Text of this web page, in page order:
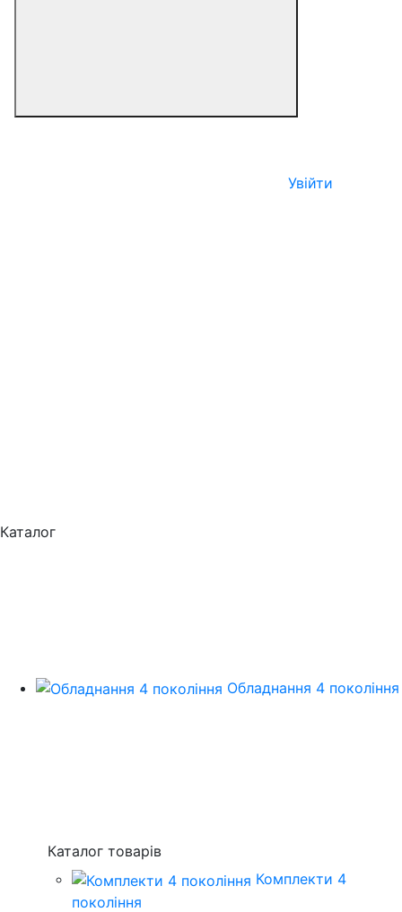
Увійти
Каталог
Обладнання 4 покоління
Каталог товарів
Комплекти 4
покоління